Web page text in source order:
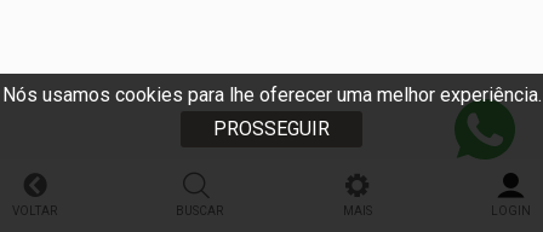
Nós usamos cookies para lhe oferecer uma melhor experiência.
PROSSEGUIR
VOLTAR BUSCAR MAIS LOGIN